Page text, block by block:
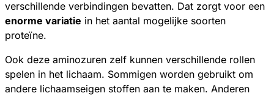
verschillende verbindingen bevatten. Dat zorgt voor een
enorme variatie in het aantal mogelijke soorten
proteïne.
Ook deze aminozuren zelf kunnen verschillende rollen
spelen in het lichaam. Sommigen worden gebruikt om
andere lichaamseigen stoffen aan te maken. Anderen